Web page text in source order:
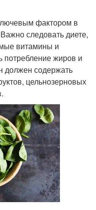
фактором в
следовать диете,
витамины и
потребление жиров и
должен содержать
цельнозерновых